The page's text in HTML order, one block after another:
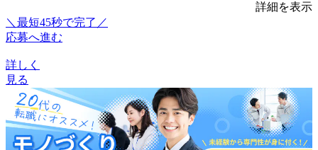
詳細を表示
＼最短45秒で完了／
応募へ進む
詳しく
見る